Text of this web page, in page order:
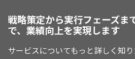
戦略策定から実行フェーズま
で、業績向上を実現します
サービスについてもっと詳しく知